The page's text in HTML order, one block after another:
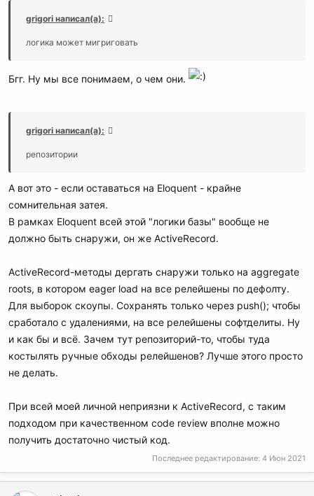
grigori написал(а):
логика может мигриговать
Бгг. Ну мы все понимаем, о чем они.
grigori написал(а):
репозитории
А вот это - если оставаться на Eloquent - крайне
сомнительная затея.
В рамках Eloquent всей этой "логики базы" вообще не
должно быть снаружи, он же ActiveRecord.
ActiveRecord-методы дергать снаружи только на aggregate
roots, в котором eager load на все релейшены по дефолту.
Для выборок скоупы. Сохранять только через push(); чтобы
сработало с удалениями, на все релейшены софтделиты. Ну
и как бы и всё. Зачем тут репозиторий-то, чтобы туда
костылять ручные обходы релейшенов? Лучше этого просто
не делать.
При всей моей личной неприязни к ActiveRecord, с таким
подходом при качественном code review вполне можно
получить достаточно чистый код.
Последнее редактирование: 4 Июн 2021